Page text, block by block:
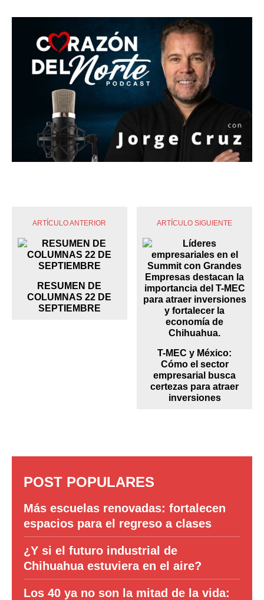
ARTÍCULO ANTERIOR
RESUMEN DE
COLUMNAS 22 DE
SEPTIEMBRE
ARTÍCULO SIGUIENTE
T-MEC y México:
Cómo el sector
empresarial busca
certezas para atraer
inversiones
POST POPULARES
Más escuelas renovadas: fortalecen
espacios para el regreso a clases
¿Y si el futuro industrial de
Chihuahua estuviera en el aire?
Los 40 ya no son la mitad de la vida: